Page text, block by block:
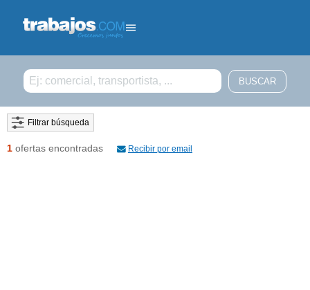
Filtrar búsqueda
1 ofertas encontradas Recibir por email